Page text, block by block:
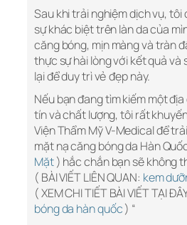
Sau khi trải nghiệm dịch vụ,
sự khác biệt trên làn da của
căng bóng, mịn màng và tràn
thực sự hài lòng với kết quả và
lại để duy trì vẻ đẹp này.
Nếu bạn đang tìm kiếm một
tín và chất lượng, tôi rất
Viện Thẩm Mỹ V-Medical để
mặt nạ căng bóng da Hàn
Mặt) hắc chắn bạn sẽ không
( BÀI VIẾT LIÊN QUAN: kem
( XEM CHI TIẾT BÀI VIẾT TẠI
bóng da hàn quốc) “